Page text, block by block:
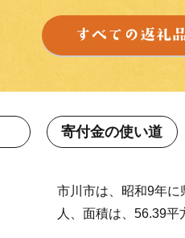
寄付金の使い道
市川市は、昭和9年
人、面積は、56.39平